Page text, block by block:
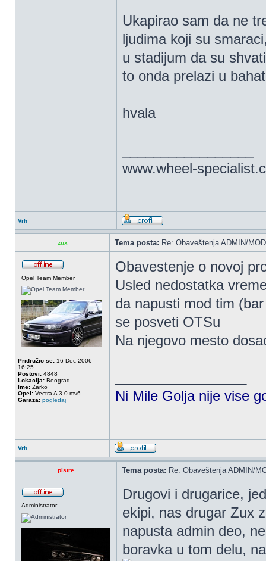
Ukapirao sam da ne
ljudima koji su
u stadijum da su
to onda prelazi u
hvala
www.wheel-
Vrh
zux Tema posta: Re: Obaveštenja ADMIN/
Opel Team Member
Pridružio se: 16 Dec 2006
16:25
Postovi: 4848
Lokacija: Beograd
Ime: Zarko
Opel: Vectra A 3.0 mv6
Garaza: pogledaj
Obavestenje o novoj
Usled nedostatka
da napusti mod tim
se posveti OTSu
Na njegovo mesto
Ni Mile Golja nije vise
Vrh
pistre Tema posta: Re: Obaveštenja ADMIN/
Administrator
Drugovi i drugarice,
ekipi, nas drugar Zux
napusta admin deo,
boravka u tom delu,